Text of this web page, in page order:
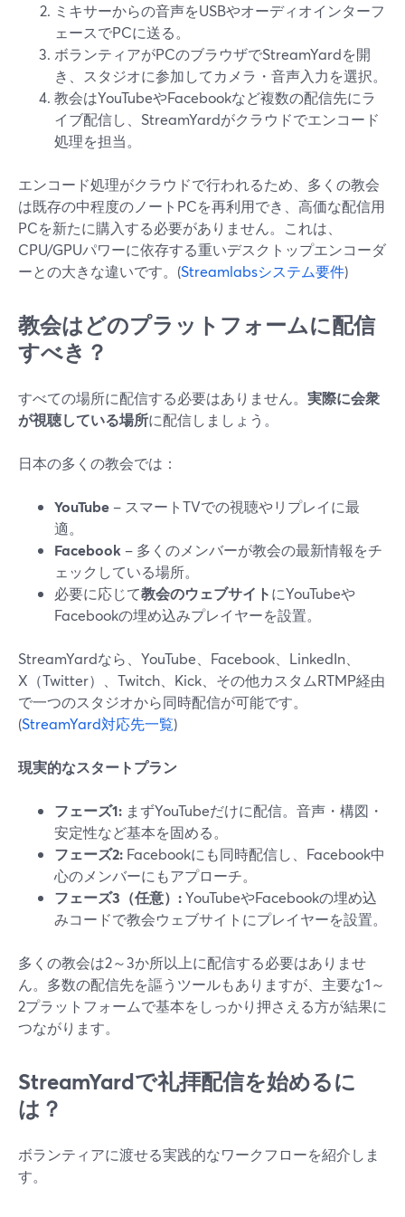
ミキサーからの音声をUSBやオーディオインターフ
ェースでPCに送る。
ボランティアがPCのブラウザでStreamYardを開
き、スタジオに参加してカメラ・音声入力を選択。
教会はYouTubeやFacebookなど複数の配信先にラ
イブ配信し、StreamYardがクラウドでエンコード
処理を担当。
エンコード処理がクラウドで行われるため、多くの教会
は既存の中程度のノートPCを再利用でき、高価な配信用
PCを新たに購入する必要がありません。これは、
CPU/GPUパワーに依存する重いデスクトップエンコーダ
ーとの大きな違いです。(Streamlabsシステム要件)
教会はどのプラットフォームに配信
すべき？
すべての場所に配信する必要はありません。 実際に会衆
が視聴している場所に配信しましょう。
日本の多くの教会では：
YouTube – スマートTVでの視聴やリプレイに最
適。
Facebook – 多くのメンバーが教会の最新情報をチ
ェックしている場所。
必要に応じて教会のウェブサイトにYouTubeや
Facebookの埋め込みプレイヤーを設置。
StreamYardなら、YouTube、Facebook、LinkedIn、
X（Twitter）、Twitch、Kick、その他カスタムRTMP経由
で一つのスタジオから同時配信が可能です。
(StreamYard対応先一覧)
現実的なスタートプラン
フェーズ1: まずYouTubeだけに配信。音声・構図・
安定性など基本を固める。
フェーズ2: Facebookにも同時配信し、Facebook中
心のメンバーにもアプローチ。
フェーズ3（任意）:YouTubeやFacebookの埋め込
みコードで教会ウェブサイトにプレイヤーを設置。
多くの教会は2～3か所以上に配信する必要はありませ
ん。多数の配信先を謳うツールもありますが、主要な1～
2プラットフォームで基本をしっかり押さえる方が結果に
つながります。
StreamYardで礼拝配信を始めるに
は？
ボランティアに渡せる実践的なワークフローを紹介しま
す。